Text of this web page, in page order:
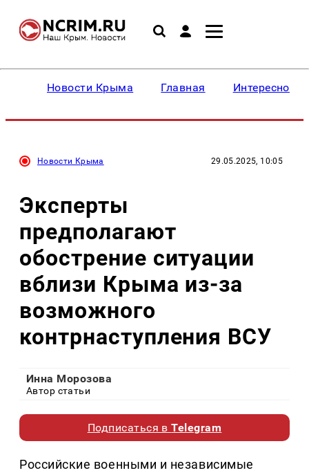
Новости Крыма Главная Интересное
Новости Крыма 29.05.2025, 10:05
Эксперты
предполагают
обострение ситуации
вблизи Крыма из-за
возможного
контрнаступления ВСУ
Инна Морозова
Автор статьи
Подписаться вTelegram
Российские военными и независимые